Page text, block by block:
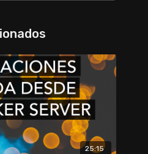
25:15